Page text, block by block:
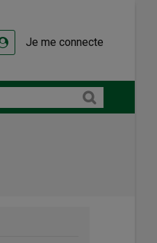
Je me connecte